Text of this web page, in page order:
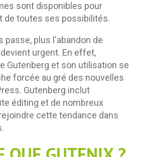
sont disponibles pour
de toutes ses possibilités.
passe, plus l'abandon de
urgent. En effet,
Gutenberg et son utilisation se
forcée au gré des nouvelles
Gutenberg inclut
éditing et de nombreux
cette tendance dans